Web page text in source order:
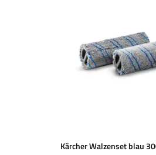
Kärcher Walzenset blau